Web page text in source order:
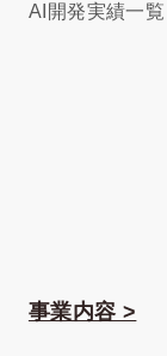
AI開発実績一覧
事業内容 >